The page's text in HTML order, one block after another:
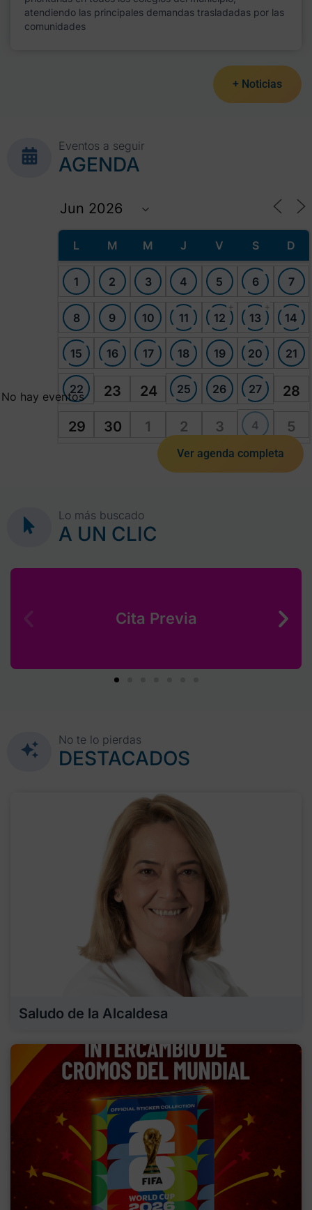
atendiendo las principales demandas trasladadas por las
comunidades
+ Noticias
Eventos a seguir
AGENDA
L M M J V S D
1 2 3 4 5 6 7
8 9 10 11 12
+
13
+
14
15 16 17 18 19 20 21
22 23 24 25 26 27 28
29 30 1 2 3 4 5
No hay eventos
Ver agenda completa
Lo más buscado
A UN CLIC
Cita Previa
No te lo pierdas
DESTACADOS
Saludo de la Alcaldesa